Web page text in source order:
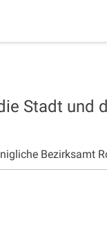
Stadt und
Bezirksamt